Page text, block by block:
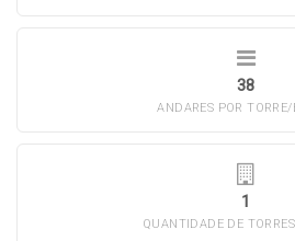
38
ANDARES POR TORRE/
1
QUANTIDADE DE